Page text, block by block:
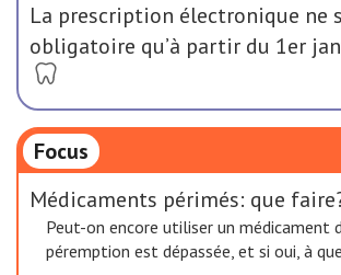
La prescription électronique ne
obligatoire qu’à partir du 1er
Focus
Médicaments périmés: que
Peut-on encore utiliser un médicament
péremption est dépassée, et si oui, à